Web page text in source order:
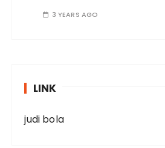
3 YEARS AGO
LINK
judi bola